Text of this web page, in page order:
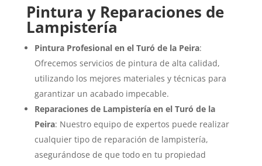
Pintura y Reparaciones de
Lampistería
Pintura Profesional en el Turó de la Peira:
Ofrecemos servicios de pintura de alta calidad,
utilizando los mejores materiales y técnicas para
garantizar un acabado impecable.
Reparaciones de Lampistería en el Turó de la
Peira: Nuestro equipo de expertos puede realizar
cualquier tipo de reparación de lampistería,
asegurándose de que todo en tu propiedad